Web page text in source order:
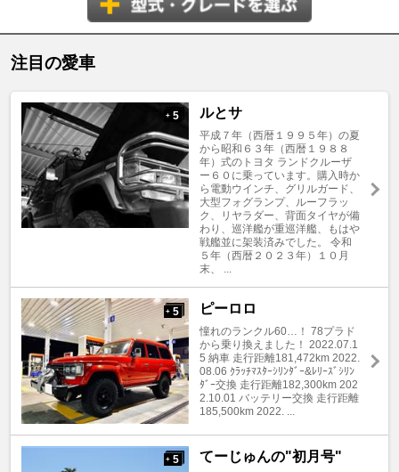
注目の愛車
+ 5 ルとサ
平成７年（西暦１９９５年）の夏
から昭和６３年（西暦１９８８
年）式のトヨタ ランドクルーザ
ー６０に乗っています。購入時か
ら電動ウインチ、グリルガード、
大型フォグランプ、ルーフラッ
ク、リヤラダー、背面タイヤが備
わり、巡洋艦が重巡洋艦、もはや
戦艦並に架装済みでした。 令和
５年（西暦２０２３年）１０月
末、 ...
+ 5 ピーロロ
憧れのランクル60…！ 78プラド
から乗り換えました！ 2022.07.1
5 納車 走行距離181,472km 2022.
08.06 ｸﾗｯﾁﾏｽﾀｰｼﾘﾝﾀﾞｰ&ﾚﾘｰｽﾞｼﾘﾝ
ﾀﾞｰ交換 走行距離182,300km 202
2.10.01 バッテリー交換 走行距離
185,500km 2022. ...
+ 5 てーじゅんの"初月号"